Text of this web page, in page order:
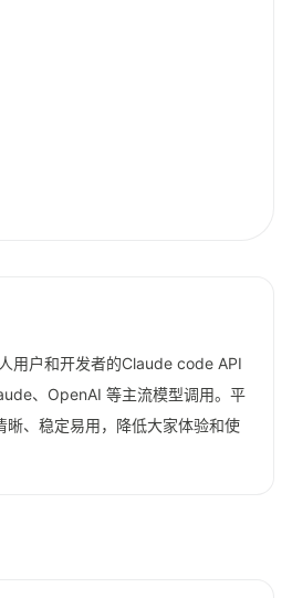
用户和开发者的Claude code API
、OpenAI 等主流模型调用。平
晰、稳定易用，降低大家体验和使